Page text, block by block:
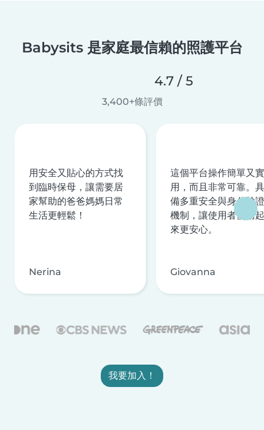
Babysits 是家庭最信賴的照護平台
4.7 / 5
3,400+條評價
用安全又貼心的方式找
到臨時保母，讓需要居
家幫助的爸爸媽媽日常
生活更輕鬆！
Nerina
這個平台操作簡單又實
用，而且非常可靠。具
備多重安全與身分驗證
機制，讓使用者使用起
來更安心。
Giovanna
我要加入！